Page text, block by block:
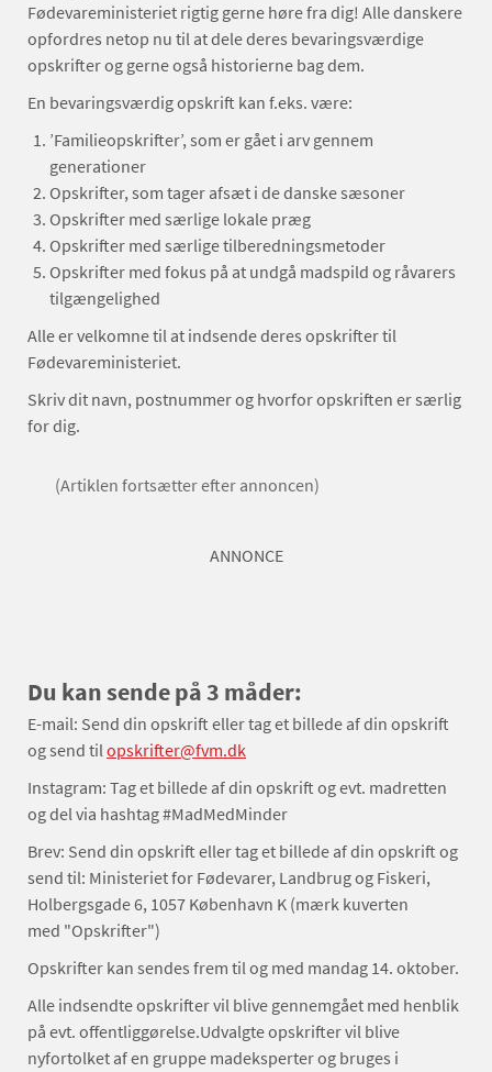
Fødevareministeriet rigtig gerne høre fra dig! Alle danskere
opfordres netop nu til at dele deres bevaringsværdige
opskrifter og gerne også historierne bag dem.
En bevaringsværdig opskrift kan f.eks. være:
’Familieopskrifter’, som er gået i arv gennem
generationer
Opskrifter, som tager afsæt i de danske sæsoner
Opskrifter med særlige lokale præg
Opskrifter med særlige tilberedningsmetoder
Opskrifter med fokus på at undgå madspild og råvarers
tilgængelighed
Alle er velkomne til at indsende deres opskrifter til
Fødevareministeriet.
Skriv dit navn, postnummer og hvorfor opskriften er særlig
for dig.
(Artiklen fortsætter efter annoncen)
ANNONCE
Du kan sende på 3 måder:
E-mail: Send din opskrift eller tag et billede af din opskrift
og send tilopskrifter@fvm.dk
Instagram: Tag et billede af din opskrift og evt. madretten
og del via hashtag #MadMedMinder
Brev: Send din opskrift eller tag et billede af din opskrift og
send til: Ministeriet for Fødevarer, Landbrug og Fiskeri,
Holbergsgade 6, 1057 København K (mærk kuverten
med "Opskrifter")
Opskrifter kan sendes frem til og med mandag 14. oktober.
Alle indsendte opskrifter vil blive gennemgået med henblik
på evt. offentliggørelse.Udvalgte opskrifter vil blive
nyfortolket af en gruppe madeksperter og bruges i